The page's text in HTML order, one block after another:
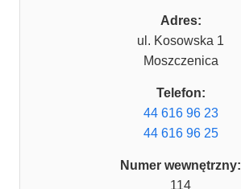
Adres:
ul. Kosowska 1
Moszczenica
Telefon:
44 616 96 23
44 616 96 25
Numer wewnętrzny:
114